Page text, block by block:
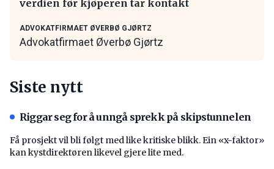
verdien før kjøperen tar kontakt
ADVOKATFIRMAET ØVERBØ GJØRTZ
Advokatfirmaet Øverbø Gjørtz
Siste nytt
Riggar seg for å unngå sprekk på skipstunnelen
Få prosjekt vil bli følgt med like kritiske blikk. Ein «x-faktor»
kan kystdirektøren likevel gjere lite med.